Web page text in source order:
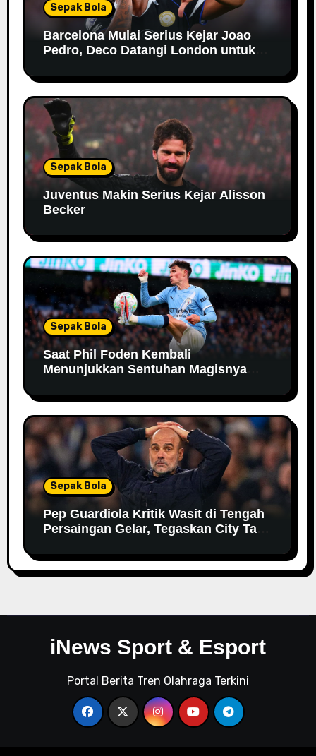
Sepak Bola
Barcelona Mulai Serius Kejar Joao
Pedro, Deco Datangi London untuk
Sepak Bola
Juventus Makin Serius Kejar Alisson
Becker
Sepak Bola
Saat Phil Foden Kembali
Menunjukkan Sentuhan Magisnya
Sepak Bola
Pep Guardiola Kritik Wasit di Tengah
Persaingan Gelar, Tegaskan City Tak
iNews Sport & Esport
Portal Berita Tren Olahraga Terkini